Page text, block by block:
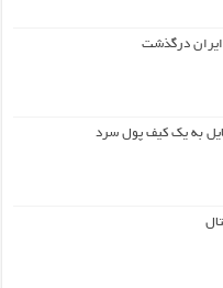
ایران درگذشت
به یک کیف‌ پول سرد